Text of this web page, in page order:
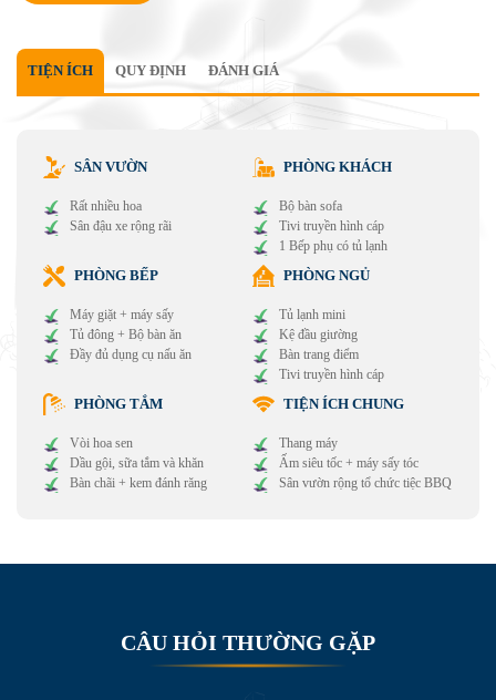
TIỆN ÍCH QUY ĐỊNH ĐÁNH GIÁ
SÂN VƯỜN
Rất nhiều hoa
Sân đậu xe rộng rãi
PHÒNG KHÁCH
Bộ bàn sofa
Tivi truyền hình cáp
1 Bếp phụ có tủ lạnh
PHÒNG BẾP
Máy giặt + máy sấy
Tủ đông + Bộ bàn ăn
Đầy đủ dụng cụ nấu ăn
PHÒNG NGỦ
Tủ lạnh mini
Kệ đầu giường
Bàn trang điểm
Tivi truyền hình cáp
PHÒNG TẮM
Vòi hoa sen
Dầu gội, sữa tắm và khăn
Bàn chãi + kem đánh răng
TIỆN ÍCH CHUNG
Thang máy
Ấm siêu tốc + máy sấy tóc
Sân vườn rộng tổ chức tiệc BBQ
CÂU HỎI THƯỜNG GẶP